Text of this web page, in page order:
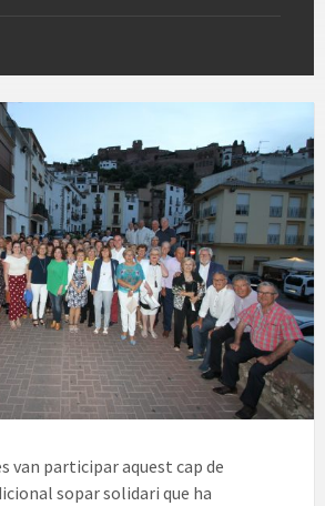
van participar aquest cap de
sopar solidari que ha